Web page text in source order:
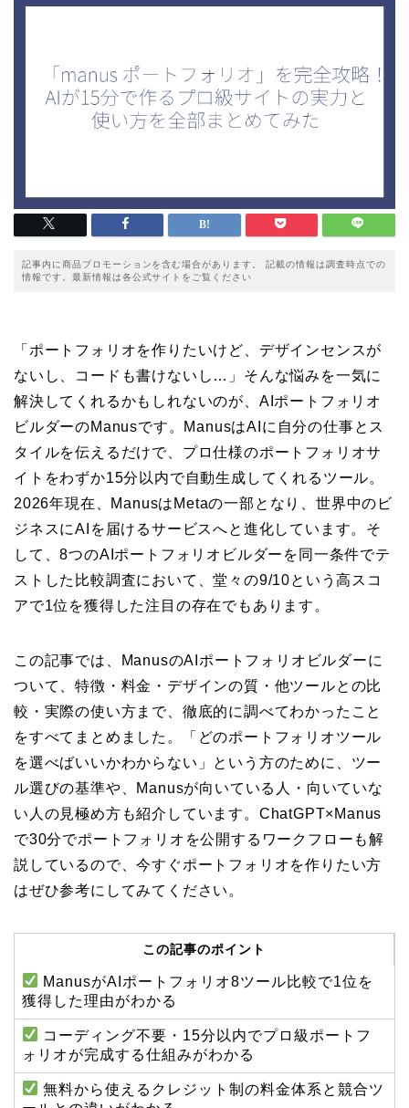
記事内に商品プロモーションを含む場合があります。 記載の情報は調査時点での
情報です。最新情報は各公式サイトをご覧ください
「ポートフォリオを作りたいけど、デザインセンスが
ないし、コードも書けないし…」そんな悩みを一気に
解決してくれるかもしれないのが、AIポートフォリオ
ビルダーのManusです。ManusはAIに自分の仕事とス
タイルを伝えるだけで、プロ仕様のポートフォリオサ
イトをわずか15分以内で自動生成してくれるツール。
2026年現在、ManusはMetaの一部となり、世界中のビ
ジネスにAIを届けるサービスへと進化しています。そ
して、8つのAIポートフォリオビルダーを同一条件でテ
ストした比較調査において、堂々の9/10という高スコ
アで1位を獲得した注目の存在でもあります。
この記事では、ManusのAIポートフォリオビルダーに
ついて、特徴・料金・デザインの質・他ツールとの比
較・実際の使い方まで、徹底的に調べてわかったこと
をすべてまとめました。「どのポートフォリオツール
を選べばいいかわからない」という方のために、ツー
ル選びの基準や、Manusが向いている人・向いていな
い人の見極め方も紹介しています。ChatGPT×Manus
で30分でポートフォリオを公開するワークフローも解
説しているので、今すぐポートフォリオを作りたい方
はぜひ参考にしてみてください。
この記事のポイント
ManusがAIポートフォリオ8ツール比較で1位を
獲得した理由がわかる
コーディング不要・15分以内でプロ級ポートフ
ォリオが完成する仕組みがわかる
無料から使えるクレジット制の料金体系と競合ツ